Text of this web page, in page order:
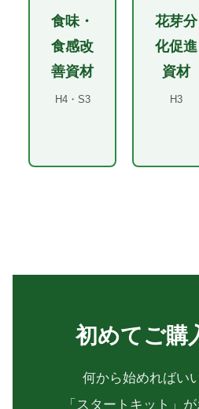
食味・
食感改
善資材
H4・S3
花芽分
化促進
資材
H3
初めてご購
何から始めればい
「スタートキット」